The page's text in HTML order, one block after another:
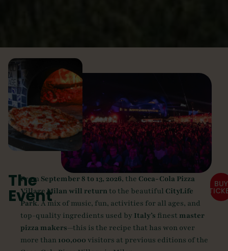
The
Event
From September 8 to 13, 2026, the Coca-Cola Pizza
Village Milan will return to the beautiful CityLife
Park. A mix of music, fun, activities for all ages, and
top-quality ingredients used by Italy’s finest master
pizza makers—this is the recipe that has won over
more than 100,000 visitors at previous editions of the
BUY